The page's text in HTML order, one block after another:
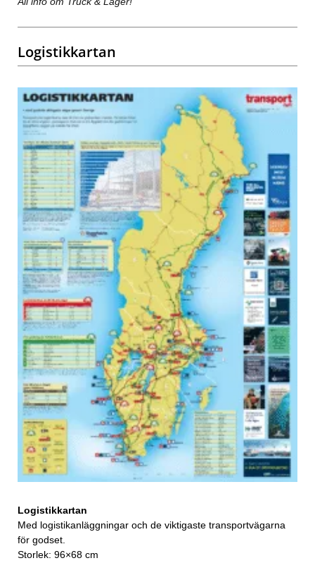
Logistikkartan
Logistikkartan
Med logistikanläggningar och de viktigaste transportvägarna
för godset.
Storlek: 96×68 cm